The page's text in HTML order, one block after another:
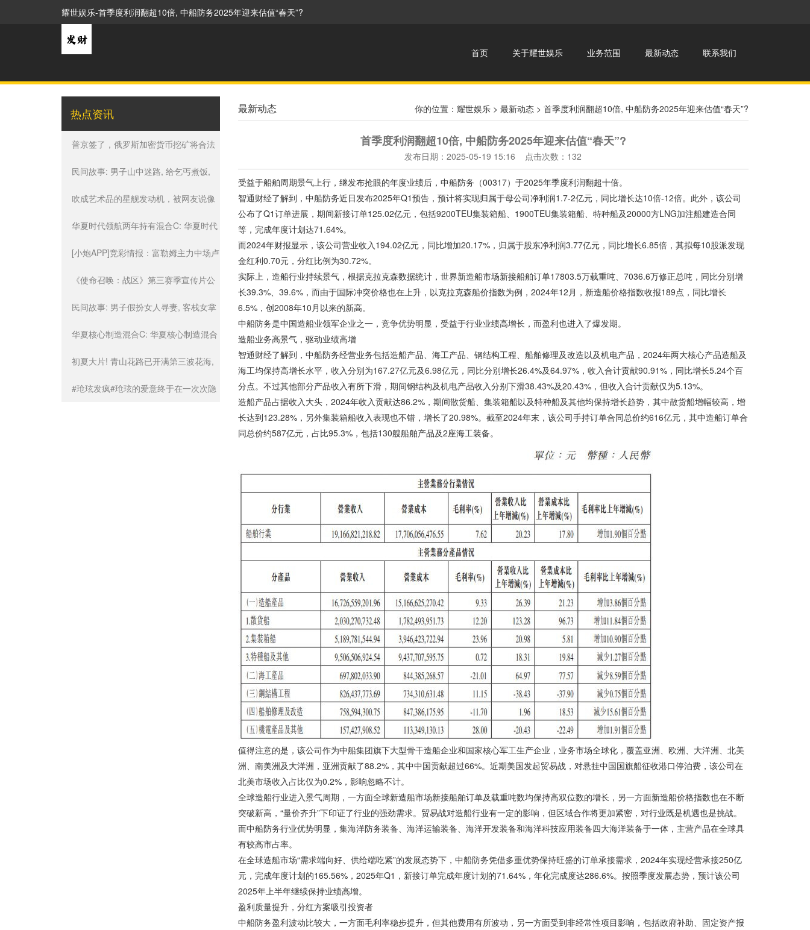
耀世娱乐-首季度利润翻超10倍, 中船防务2025年迎来估值“春天”?
首页 关于耀世娱乐 业务范围 最新动态 联系我们
热点资讯
普京签了，俄罗斯加密货币挖矿将合法
化
民间故事: 男子山中迷路, 给乞丐煮饭,
乞丐: 你妻子不是人
吹成艺术品的星舰发动机，被网友说像
放屁枪…
华夏时代领航两年持有混合C: 华夏时代
领航两年持有期混合型证券投资基金(华
夏时代领航两年持有混合C)基金产品资
料概要更新(2024-07-13)
[小炮APP]竞彩情报：富勒姆主力中场卢
基奇停赛
《使命召唤：战区》第三赛季宣传片公
布：4月3日免费上线！
民间故事: 男子假扮女人寻妻, 客栈女掌
柜抱住他说, 等的就是你
华夏核心制造混合C: 华夏核心制造混合
型证券投资基金(华夏核心制造混合C)基
金产品资料概要更新(2024-07-13)
初夏大片! 青山花路已开满第三波花海,
等你来打卡
#玱玹发疯#玱玹的爱意终于在一次次隐
最新动态 你的位置： 耀世娱乐 > 最新动态 > 首季度利润翻超10倍, 中船防务2025年迎来估值“春天”?
首季度利润翻超10倍, 中船防务2025年迎来估值“春天”?
发布日期：2025-05-19 15:16 点击次数：132
受益于船舶周期景气上行，继发布抢眼的年度业绩后，中船防务（00317）于2025年季度利润翻超十倍。
智通财经了解到，中船防务近日发布2025年Q1预告，预计将实现归属于母公司净利润1.7-2亿元，同比增长达10倍-12倍。此外，该公司
公布了Q1订单进展，期间新接订单125.02亿元，包括9200TEU集装箱船、1900TEU集装箱船、特种船及20000方LNG加注船建造合同
等，完成年度计划达71.64%。
而2024年财报显示，该公司营业收入194.02亿元，同比增加20.17%，归属于股东净利润3.77亿元，同比增长6.85倍，其拟每10股派发现
金红利0.70元，分红比例为30.72%。
实际上，造船行业持续景气，根据克拉克森数据统计，世界新造船市场新接船舶订单17803.5万载重吨、7036.6万修正总吨，同比分别增
长39.3%、39.6%，而由于国际冲突价格也在上升，以克拉克森船价指数为例，2024年12月，新造船价格指数收报189点，同比增长
6.5%，创2008年10月以来的新高。
中船防务是中国造船业领军企业之一，竞争优势明显，受益于行业业绩高增长，而盈利也进入了爆发期。
造船业务高景气，驱动业绩高增
智通财经了解到，中船防务经营业务包括造船产品、海工产品、钢结构工程、船舶修理及改造以及机电产品，2024年两大核心产品造船及
海工均保持高增长水平，收入分别为167.27亿元及6.98亿元，同比分别增长26.4%及64.97%，收入合计贡献90.91%，同比增长5.24个百
分点。不过其他部分产品收入有所下滑，期间钢结构及机电产品收入分别下滑38.43%及20.43%，但收入合计贡献仅为5.13%。
造船产品占据收入大头，2024年收入贡献达86.2%，期间散货船、集装箱船以及特种船及其他均保持增长趋势，其中散货船增幅较高，增
长达到123.28%，另外集装箱船收入表现也不错，增长了20.98%。截至2024年末，该公司手持订单合同总价约616亿元，其中造船订单合
同总价约587亿元，占比95.3%，包括130艘船舶产品及2座海工装备。
值得注意的是，该公司作为中船集团旗下大型骨干造船企业和国家核心军工生产企业，业务市场全球化，覆盖亚洲、欧洲、大洋洲、北美
洲、南美洲及大洋洲，亚洲贡献了88.2%，其中中国贡献超过66%。近期美国发起贸易战，对悬挂中国国旗船征收港口停泊费，该公司在
北美市场收入占比仅为0.2%，影响忽略不计。
全球造船行业进入景气周期，一方面全球新造船市场新接船舶订单及载重吨数均保持高双位数的增长，另一方面新造船价格指数也在不断
突破新高，“量价齐升”下印证了行业的强劲需求。贸易战对造船行业有一定的影响，但区域合作将更加紧密，对行业既是机遇也是挑战。
而中船防务行业优势明显，集海洋防务装备、海洋运输装备、海洋开发装备和海洋科技应用装备四大海洋装备于一体，主营产品在全球具
有较高市占率。
在全球造船市场“需求端向好、供给端吃紧”的发展态势下，中船防务凭借多重优势保持旺盛的订单承接需求，2024年实现经营承接250亿
元，完成年度计划的165.56%，2025年Q1，新接订单完成年度计划的71.64%，年化完成度达286.6%。按照季度发展态势，预计该公司
2025年上半年继续保持业绩高增。
盈利质量提升，分红方案吸引投资者
中船防务盈利波动比较大，一方面毛利率稳步提升，但其他费用有所波动，另一方面受到非经常性项目影响，包括政府补助、固定资产报